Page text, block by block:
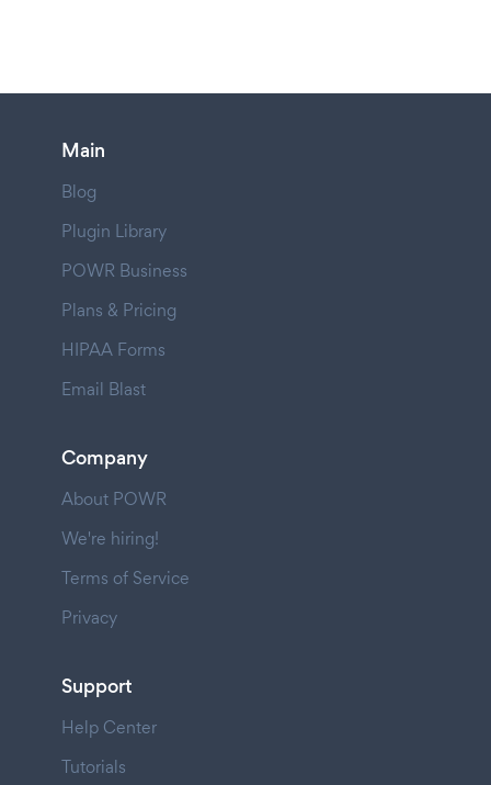
Main
Blog
Plugin Library
POWR Business
Plans & Pricing
HIPAA Forms
Email Blast
Company
About POWR
We're hiring!
Terms of Service
Privacy
Support
Help Center
Tutorials